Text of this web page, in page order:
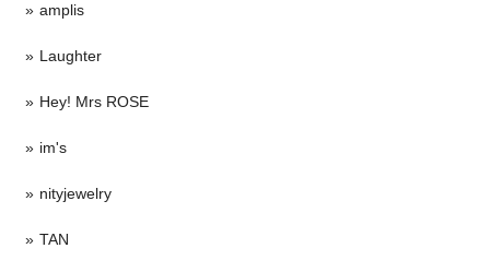
amplis
Laughter
Hey! Mrs ROSE
im's
nityjewelry
TAN